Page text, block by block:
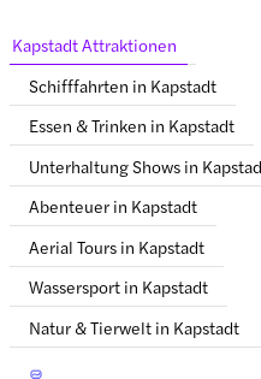
Kapstadt Attraktionen
Schifffahrten in Kapstadt
Essen & Trinken in Kapstadt
Unterhaltung Shows in
Abenteuer in Kapstadt
Aerial Tours in Kapstadt
Wassersport in Kapstadt
Natur & Tierwelt in Kapstadt